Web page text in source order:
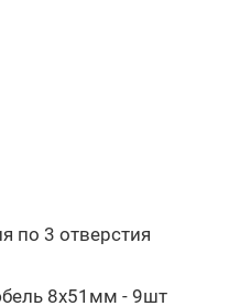
по 3 отверстия
8х51мм - 9шт